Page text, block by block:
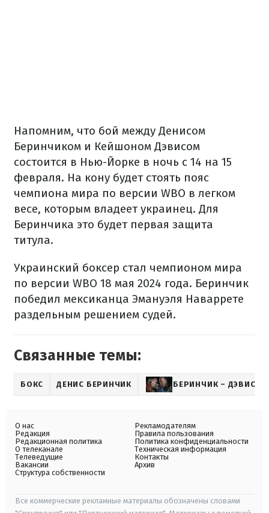
Напомним, что бой между Денисом
Беринчиком и Кейшоном Дэвисом
состоится в Нью-Йорке в ночь с 14 на 15
февраля. На кону будет стоять пояс
чемпиона мира по версии WBO в легком
весе, которым владеет украинец. Для
Беринчика это будет первая защита
титула.
Украинский боксер стал чемпионом мира
по версии WBO 18 мая 2024 года. Беринчик
победил мексиканца Эмануэля Наваррете
раздельным решением судей.
Связанные темы:
БОКС ДЕНИС БЕРИНЧИК БЕРИНЧИК – ДЭВИС
О нас
Редакция
Редакционная политика
О телеканале
Телеведущие
Вакансии
Структура собственности
Рекламодателям
Правила пользования
Политика конфиденциальности
Техническая информация
Контакты
Архив
Все коммерческие рекламные материалы обозначены словами